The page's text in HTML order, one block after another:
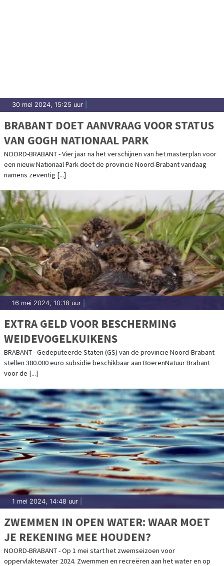
30 mei 2024, 15:25 uur
BRABANT DOET AANVRAAG VOOR STATUS
VAN GOGH NATIONAAL PARK
NOORD-BRABANT - Vier jaar na het verschijnen van het masterplan voor
een nieuw Nationaal Park doet de provincie Noord-Brabant vandaag
namens zeventig [...]
16 mei 2024, 10:18 uur
EXTRA GELD VOOR BESCHERMING
WEIDEVOGELKUIKENS
BRABANT - Gedeputeerde Staten (GS) van de provincie Noord-Brabant
stellen 380.000 euro subsidie beschikbaar aan BoerenNatuur Brabant
voor de [...]
1 mei 2024, 14:48 uur
ZWEMMEN IN OPEN WATER: WAAR MOET
JE REKENING MEE HOUDEN?
NOORD-BRABANT - Op 1 mei start het zwemseizoen voor
oppervlaktewater 2024. Zwemmen en recreëren aan het water en op